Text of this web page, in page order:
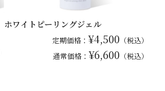
ホワイトピーリングジェル
定期価格： ¥4,500 （税込）
通常価格： ¥6,600 （税込）